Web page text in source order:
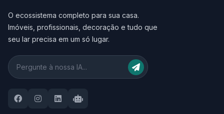
O ecossistema completo para sua casa.
Imóveis, profissionais, decoração e tudo que
seu lar precisa em um só lugar.